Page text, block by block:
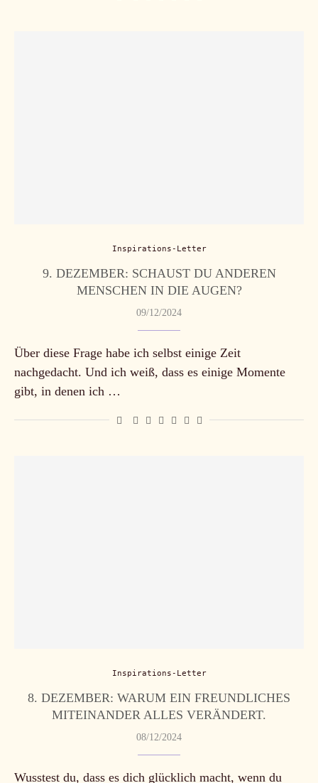
Inspirations-Letter
9. DEZEMBER: SCHAUST DU ANDEREN
MENSCHEN IN DIE AUGEN?
09/12/2024
Über diese Frage habe ich selbst einige Zeit
nachgedacht. Und ich weiß, dass es einige Momente
gibt, in denen ich …
Inspirations-Letter
8. DEZEMBER: WARUM EIN FREUNDLICHES
MITEINANDER ALLES VERÄNDERT.
08/12/2024
Wusstest du, dass es dich glücklich macht, wenn du